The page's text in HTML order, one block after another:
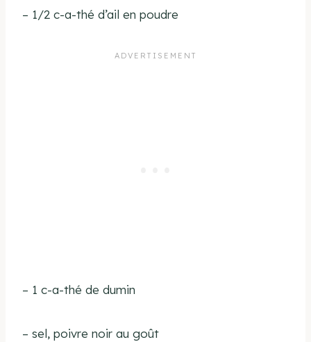
– 1/2 c-a-thé d’ail en poudre
– 1 c-a-thé de dumin
– sel, poivre noir au goût